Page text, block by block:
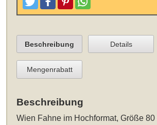
TweetenPostenPinterestTeilen
Beschreibung Details
Mengenrabatt
Beschreibung
Wien Fahne im Hochformat, Größe 80